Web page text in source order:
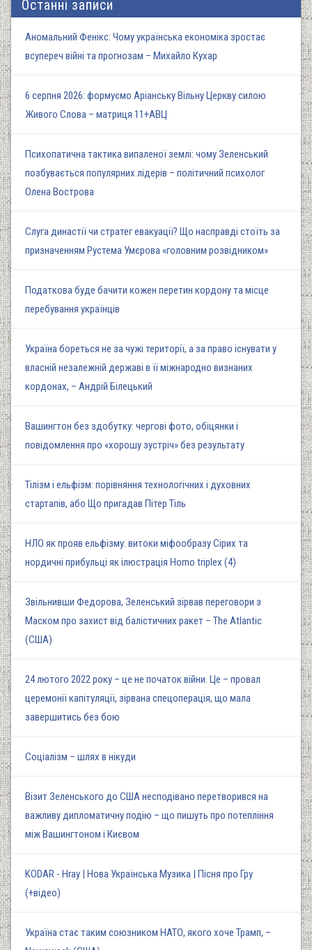
Останні записи
Аномальний Фенікс: Чому українська економіка зростає
всупереч війні та прогнозам – Михайло Кухар
6 серпня 2026: формуємо Аріанську Вільну Церкву силою
Живого Слова – матриця 11+АВЦ
Психопатична тактика випаленої землі: чому Зеленський
позбувається популярних лідерів – політичний психолог
Олена Вострова
Слуга династії чи стратег евакуації? Що насправді стоїть за
призначенням Рустема Умєрова «головним розвідником»
Податкова буде бачити кожен перетин кордону та місце
перебування українців
Україна бореться не за чужі території, а за право існувати у
власній незалежній державі в її міжнародно визнаних
кордонах, – Андрій Білецький
Вашингтон без здобутку: чергові фото, обіцянки і
повідомлення про «хорошу зустріч» без результату
Тілізм і ельфізм: порівняння технологічних і духовних
стартапів, або Що пригадав Пітер Тіль
НЛО як прояв ельфізму: витоки міфообразу Сірих та
нордичні прибульці як ілюстрація Homo triplex (4)
Звільнивши Федорова, Зеленський зірвав переговори з
Маском про захист від балістичних ракет – The Atlantic
(США)
24 лютого 2022 року – це не початок війни. Це – провал
церемонії капітуляції, зірвана спецоперація, що мала
завершитись без бою
Соціалізм – шлях в нікуди
Візит Зеленського до США несподівано перетворився на
важливу дипломатичну подію – що пишуть про потепління
між Вашингтоном і Києвом
KODAR - Hray | Нова Українська Музика | Пісня про Гру
(+відео)
Україна стає таким союзником НАТО, якого хоче Трамп, –